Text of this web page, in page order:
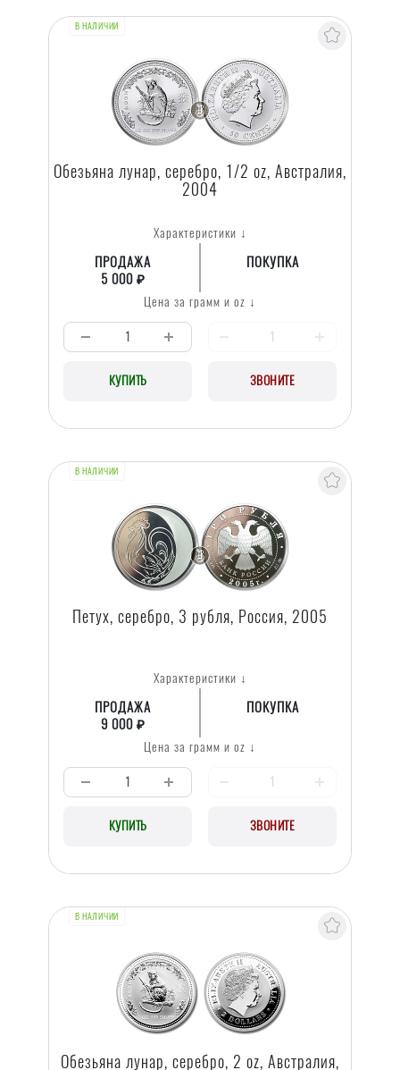
В НАЛИЧИИ
Обезьяна лунар, серебро, 1/2 oz, Австралия,
2004
Характеристики ↓
ПРОДАЖА
5 000 ₽
ПОКУПКА
Цена за грамм и oz ↓
КУПИТЬ ЗВОНИТЕ
В НАЛИЧИИ
Петух, серебро, 3 рубля, Россия, 2005
Характеристики ↓
ПРОДАЖА
9 000 ₽
ПОКУПКА
Цена за грамм и oz ↓
КУПИТЬ ЗВОНИТЕ
В НАЛИЧИИ
Обезьяна лунар, серебро, 2 oz, Австралия,